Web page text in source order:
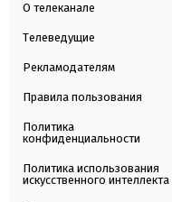
О телеканале
Телеведущие
Рекламодателям
Правила пользования
Политика
конфиденциальности
Политика использования
искусственного интеллекта